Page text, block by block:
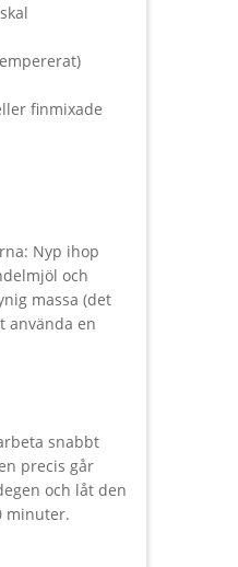
finmixade
Nyp ihop
och
massa (det
använda en
snabbt
precis går
och låt den
minuter.